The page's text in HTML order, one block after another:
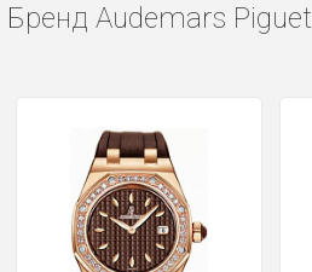
Бренд Audemars Piguet